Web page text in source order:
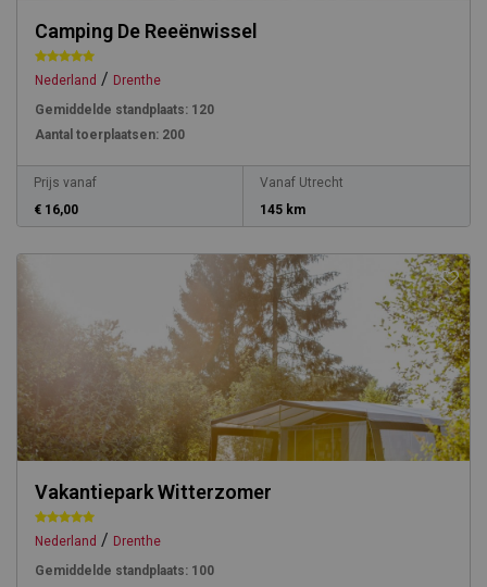
Camping De Reeënwissel
Nederland / Drenthe
Gemiddelde standplaats: 120
Aantal toerplaatsen: 200
Prijs vanaf
€ 16,00
Vanaf Utrecht
145 km
Vakantiepark Witterzomer
Nederland / Drenthe
Gemiddelde standplaats: 100